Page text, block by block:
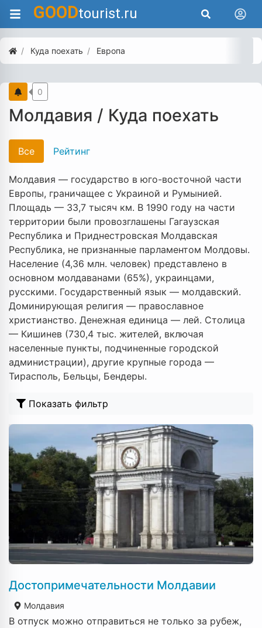
GOODtourist.ru
Куда поехать Европа
Молдавия / Куда поехать
0
Все Рейтинг
Молдавия — государство в юго-восточной части
Европы, граничащее с Украиной и Румынией.
Площадь — 33,7 тысяч км. В 1990 году на части
территории были провозглашены Гагаузская
Республика и Приднестровская Молдавская
Республика, не признанные парламентом Молдовы.
Население (4,36 млн. человек) представлено в
основном молдаванами (65%), украинцами,
русскими. Государственный язык — молдавский.
Доминирующая религия — православное
христианство. Денежная единица — лей. Столица
— Кишинев (730,4 тыс. жителей, включая
населенные пункты, подчиненные городской
администрации), другие крупные города —
Тирасполь, Бельцы, Бендеры.
Показать фильтр
Достопримечательности Молдавии
Молдавия
В отпуск можно отправиться не только за рубеж,